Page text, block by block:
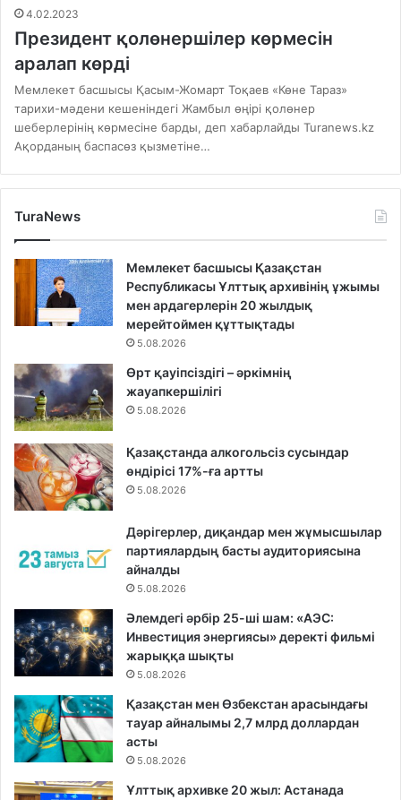
4.02.2023
Президент қолөнершілер көрмесін
аралап көрді
Мемлекет басшысы Қасым-Жомарт Тоқаев «Көне Тараз»
тарихи-мәдени кешеніндегі Жамбыл өңірі қолөнер
шеберлерінің көрмесіне барды, деп хабарлайды Turanews.kz
Ақорданың баспасөз қызметіне…
TuraNews
Мемлекет басшысы Қазақстан
Республикасы Ұлттық архивінің ұжымы
мен ардагерлерін 20 жылдық
мерейтоймен құттықтады
5.08.2026
Өрт қауіпсіздігі – әркімнің
жауапкершілігі
5.08.2026
Қазақстанда алкогольсіз сусындар
өндірісі 17%-ға артты
5.08.2026
Дәрігерлер, диқандар мен жұмысшылар
партиялардың басты аудиториясына
айналды
5.08.2026
Әлемдегі әрбір 25-ші шам: «АЭС:
Инвестиция энергиясы» деректі фильмі
жарыққа шықты
5.08.2026
Қазақстан мен Өзбекстан арасындағы
тауар айналымы 2,7 млрд доллардан
асты
5.08.2026
Ұлттық архивке 20 жыл: Астанада